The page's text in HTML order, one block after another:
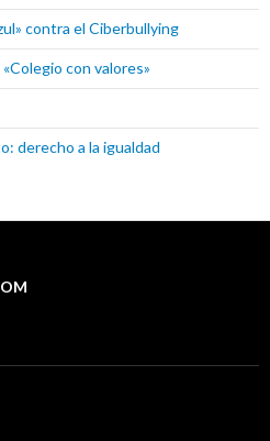
contra el Ciberbullying
con valores»
derecho a la igualdad